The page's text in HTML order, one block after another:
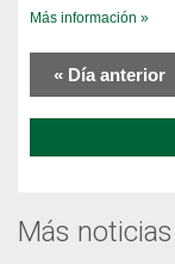
Más información »
« Día anterior
Más noticias